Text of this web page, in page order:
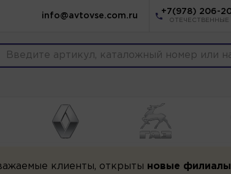
info@avtovse.com.ru
+7(978) 206-
ОТЕЧЕСТВЕННЫЕ
клиенты, открыты новые филиалы